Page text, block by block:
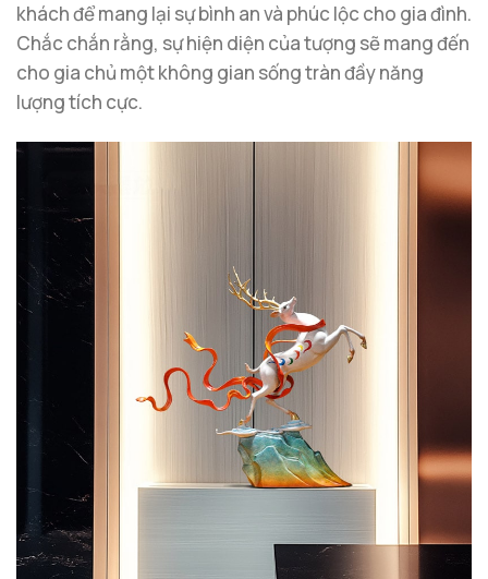
khách để mang lại sự bình an và phúc lộc cho gia đình.
Chắc chắn rằng, sự hiện diện của tượng sẽ mang đến
cho gia chủ một không gian sống tràn đầy năng
lượng tích cực.